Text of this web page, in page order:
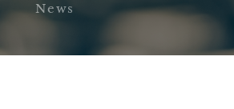
News